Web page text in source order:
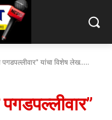
पगडपल्लीवार" यांचा विशेष लेख.....
पगडपल्लीवार”